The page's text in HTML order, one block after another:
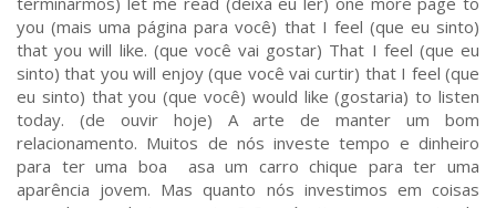
you (mais uma página para você) that I feel (que eu sinto)
that you will like. (que você vai gostar) That I feel (que eu
sinto) that you will enjoy (que você vai curtir) that I feel (que
eu sinto) that you (que você) would like (gostaria) to listen
today. (de ouvir hoje) A arte de manter um bom
relacionamento. Muitos de nós investe tempo e dinheiro
para ter uma boa asa um carro chique para ter uma
aparência jovem. Mas quanto nós investimos em coisas